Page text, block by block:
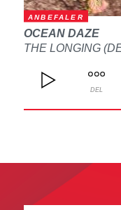
ANBEFALER
OCEAN DAZE
THE LONGING
DEL